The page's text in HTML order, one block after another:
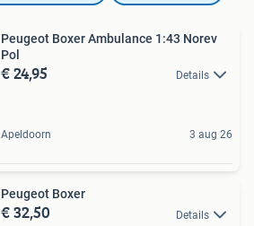
Peugeot Boxer Ambulance 1:43 Norev
Pol
€ 24,95 Details
Apeldoorn 3 aug 26
Peugeot Boxer
€ 32,50 Details